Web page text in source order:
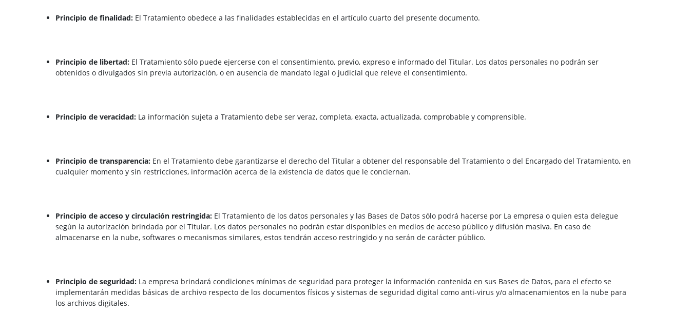
Principio de finalidad: El Tratamiento obedece a las finalidades establecidas en el artículo cuarto del presente documento.
Principio de libertad: El Tratamiento sólo puede ejercerse con el consentimiento, previo, expreso e informado del Titular. Los datos personales no podrán ser
obtenidos o divulgados sin previa autorización, o en ausencia de mandato legal o judicial que releve el consentimiento.
Principio de veracidad: La información sujeta a Tratamiento debe ser veraz, completa, exacta, actualizada, comprobable y comprensible.
Principio de transparencia: En el Tratamiento debe garantizarse el derecho del Titular a obtener del responsable del Tratamiento o del Encargado del Tratamiento, en
cualquier momento y sin restricciones, información acerca de la existencia de datos que le conciernan.
Principio de acceso y circulación restringida: El Tratamiento de los datos personales y las Bases de Datos sólo podrá hacerse por La empresa o quien esta delegue
según la autorización brindada por el Titular. Los datos personales no podrán estar disponibles en medios de acceso público y difusión masiva. En caso de
almacenarse en la nube, softwares o mecanismos similares, estos tendrán acceso restringido y no serán de carácter público.
Principio de seguridad: La empresa brindará condiciones mínimas de seguridad para proteger la información contenida en sus Bases de Datos, para el efecto se
implementarán medidas básicas de archivo respecto de los documentos físicos y sistemas de seguridad digital como anti-virus y/o almacenamientos en la nube para
los archivos digitales.